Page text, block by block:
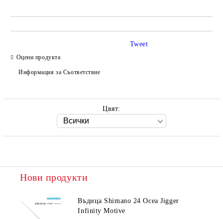
Оцени продукта
Информация за Съответствие
Tweet
Цвят:
Нови продукти
Въдица Shimano 24 Ocea Jigger
Infinity Motive